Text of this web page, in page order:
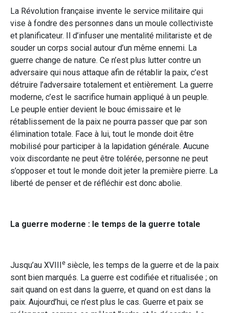
La Révolution française invente le service militaire qui
vise à fondre des personnes dans un moule collectiviste
et planificateur. Il d’infuser une mentalité militariste et de
souder un corps social autour d’un même ennemi. La
guerre change de nature. Ce n’est plus lutter contre un
adversaire qui nous attaque afin de rétablir la paix, c’est
détruire l’adversaire totalement et entièrement. La guerre
moderne, c’est le sacrifice humain appliqué à un peuple.
Le peuple entier devient le bouc émissaire et le
rétablissement de la paix ne pourra passer que par son
élimination totale. Face à lui, tout le monde doit être
mobilisé pour participer à la lapidation générale. Aucune
voix discordante ne peut être tolérée, personne ne peut
s’opposer et tout le monde doit jeter la première pierre. La
liberté de penser et de réfléchir est donc abolie.
La guerre moderne : le temps de la guerre totale
Jusqu’au XVIIIe siècle, les temps de la guerre et de la paix
sont bien marqués. La guerre est codifiée et ritualisée ; on
sait quand on est dans la guerre, et quand on est dans la
paix. Aujourd’hui, ce n’est plus le cas. Guerre et paix se